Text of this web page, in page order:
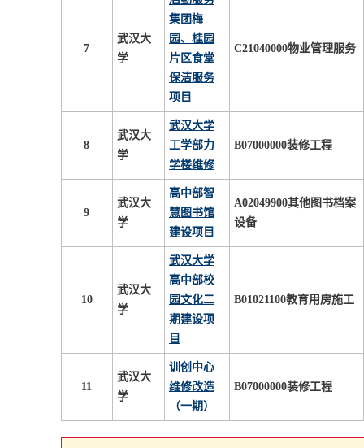
7
武汉大
学
集团梅
园、桂园
片区食堂
保洁服务
项目
C21040000物业管理服务
8
武汉大
学
武汉大学
工学部力
学楼维修
B07000000装修工程
9
武汉大
学
高中部智
慧图书馆
建设项目
A02049900其他图书档案
设备
10
武汉大
学
武汉大学
高中部校
园文化二
期建设项
目
B01021100教育用房施工
11
武汉大
学
训创中心
维修改造
（一期）
B07000000装修工程